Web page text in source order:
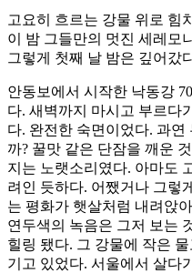
고요히 흐르는 강물 위로 힘
이 밤 그들만의 멋진 세레모
그렇게 첫째 날 밤은 깊어갔
안동보에서 시작한 낙동강
다. 새벽까지 마시고 부르다
다. 완전한 숙면이었다. 과
까? 꿀맛 같은 단잠을 깨운
지는 노랫소리였다. 아마도
려인 듯하다. 어쨌거나 그렇
는 평화가 햇살처럼 내려앉
연두색의 녹음은 그저 보는
힐링 됐다. 그 강물에 작은
기고 있었다. 서울에서 살다